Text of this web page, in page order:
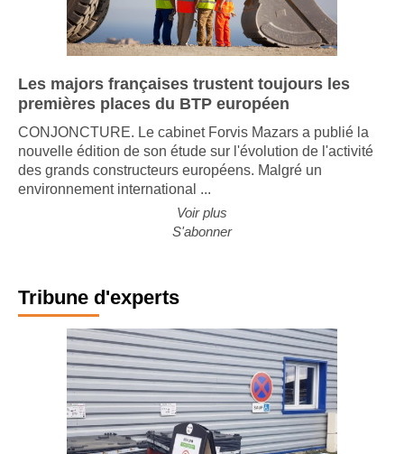
Les majors françaises trustent toujours les
premières places du BTP européen
CONJONCTURE. Le cabinet Forvis Mazars a publié la
nouvelle édition de son étude sur l'évolution de l'activité
des grands constructeurs européens. Malgré un
Voir plus
Tribune d'experts